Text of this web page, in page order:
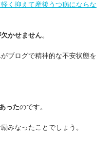
く抑えて産後うつ病にならな
かせません。
ブログで精神的な不安状態を
ったのです。
みなったことでしょう。